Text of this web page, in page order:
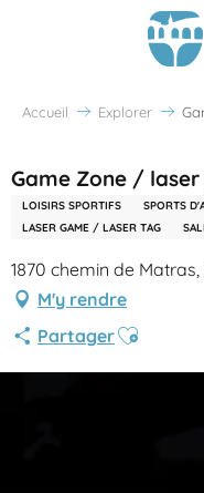
Accueil Explorer
Game Zone /
LOISIRS SPORTIFS SPORTS
LASER GAME / LASER TAG
1870 chemin de
M'y rendre
PartagerAjouter